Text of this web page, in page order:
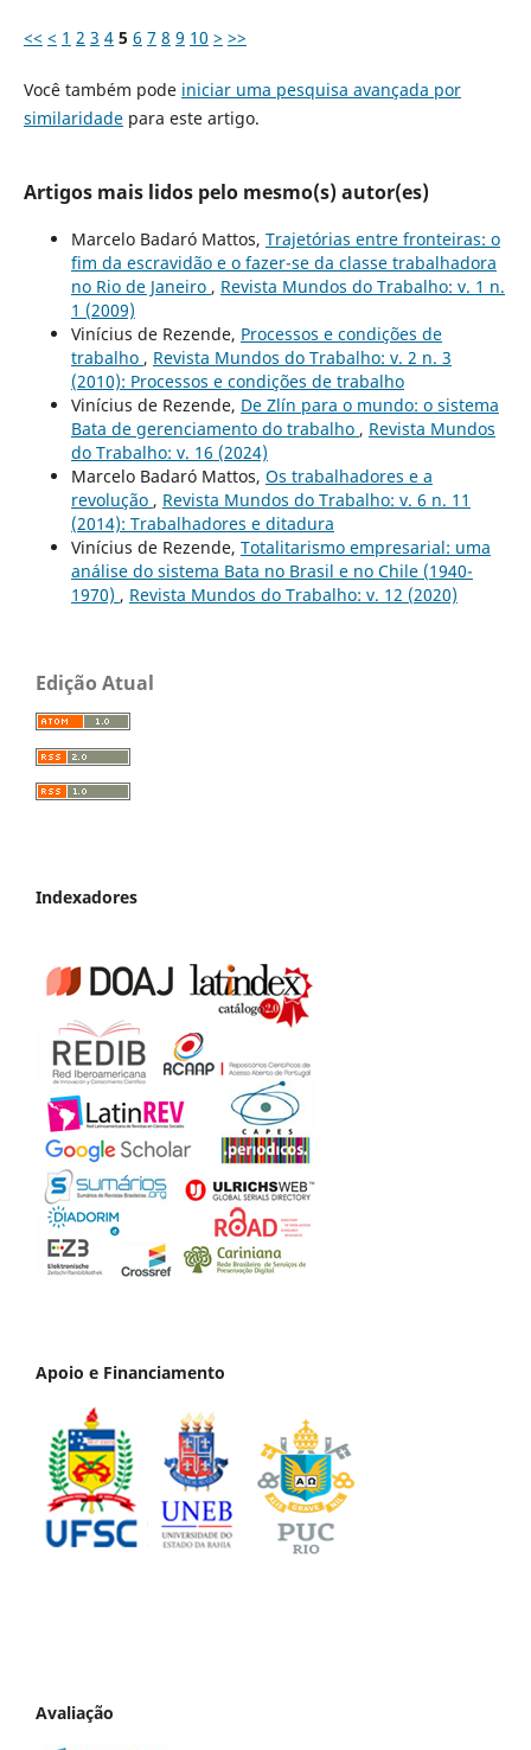
<< < 1 2 3 4 5 6 7 8 9 10 > >>
Você também pode iniciar uma pesquisa avançada por
similaridadepara este artigo.
Artigos mais lidos pelo mesmo(s) autor(es)
Marcelo Badaró Mattos, Trajetórias entre fronteiras: o
fim da escravidão e o fazer-se da classe trabalhadora
no Rio de Janeiro , Revista Mundos do Trabalho: v. 1 n.
1 (2009)
Vinícius de Rezende, Processos e condições de
trabalho , Revista Mundos do Trabalho: v. 2 n. 3
(2010): Processos e condições de trabalho
Vinícius de Rezende, De Zlín para o mundo: o sistema
Bata de gerenciamento do trabalho , Revista Mundos
do Trabalho: v. 16 (2024)
Marcelo Badaró Mattos, Os trabalhadores e a
revolução , Revista Mundos do Trabalho: v. 6 n. 11
(2014): Trabalhadores e ditadura
Vinícius de Rezende, Totalitarismo empresarial: uma
análise do sistema Bata no Brasil e no Chile (1940-
1970) , Revista Mundos do Trabalho: v. 12 (2020)
Edição Atual
Indexadores
Apoio e Financiamento
Avaliação